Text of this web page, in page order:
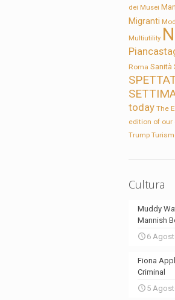
dei Musei
Migranti
Multiutility
Roma Sanità
today The
edition of
Trump
Cultura
Muddy
Mannish
6
Fiona
Criminal
5